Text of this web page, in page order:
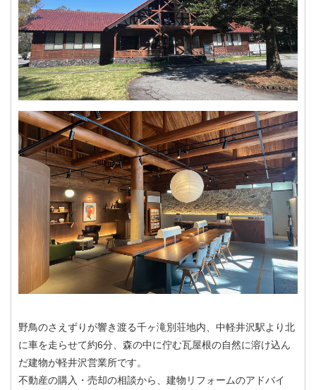
野鳥のさえずりが響き渡る千ヶ滝別荘地内、中軽井沢駅より北
に車を走らせて約6分、森の中に佇む瓦屋根の自然に溶け込ん
だ建物が軽井沢営業所です。
不動産の購入・売却の相談から、建物リフォームのアドバイ